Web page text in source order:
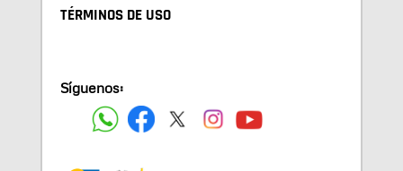
TÉRMINOS DE USO
Síguenos: